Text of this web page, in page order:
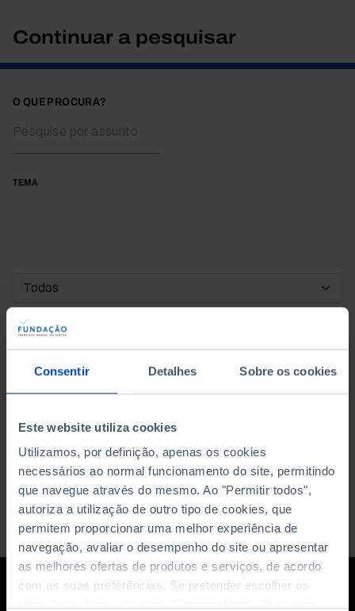
Consentir Detalhes Sobre os cookies
Este website utiliza cookies
Utilizamos, por definição, apenas os cookies
necessários ao normal funcionamento do site, permitindo
que navegue através do mesmo. Ao "Permitir todos",
autoriza a utilização de outro tipo de cookies, que
permitem proporcionar uma melhor experiência de
navegação, avaliar o desempenho do site ou apresentar
as melhores ofertas de produtos e serviços, de acordo
com as suas preferências. Se pretender escolher os
Continuar a pesquisar
O QUE PROCURA?
TEMA
DATA DE INÍCIO
DATA DE FIM